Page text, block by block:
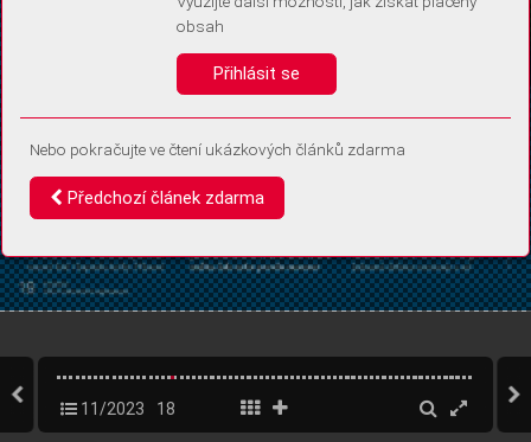
Vaše souhlasy a odmítnutí si ukládáme do vašeho zařízení, abychom se
vás už příště znovu neptali. Můžete je kdykoli později upravit ve Správě
11/2023 18
obsah
Přihlásit se
Nebo pokračujte ve čtení ukázkových článků zdarma
Předchozí článek zdarma